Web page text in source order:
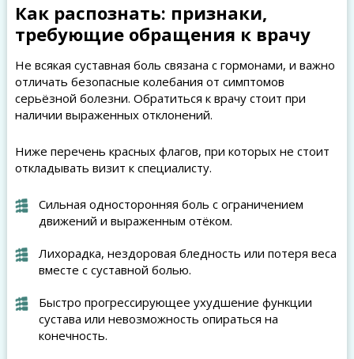
Как распознать: признаки,
требующие обращения к врачу
Не всякая суставная боль связана с гормонами, и важно
отличать безопасные колебания от симптомов
серьёзной болезни. Обратиться к врачу стоит при
наличии выраженных отклонений.
Ниже перечень красных флагов, при которых не стоит
откладывать визит к специалисту.
Сильная односторонняя боль с ограничением
движений и выраженным отёком.
Лихорадка, нездоровая бледность или потеря веса
вместе с суставной болью.
Быстро прогрессирующее ухудшение функции
сустава или невозможность опираться на
конечность.